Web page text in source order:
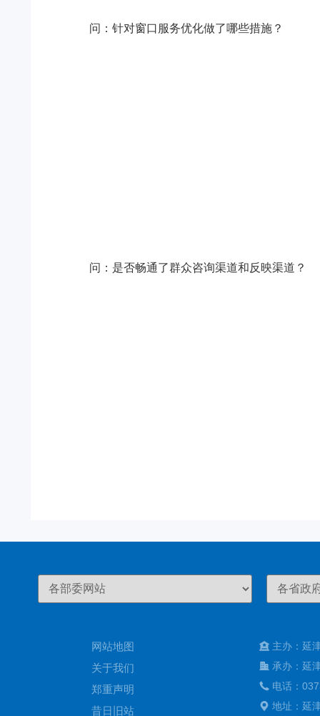
问： 针对窗口服务优化做了哪些措施？
问： 是否畅通了群众咨询渠道和反映渠道？
网站地图
关于我们
郑重声明
昔日旧站
主办：延
承办：延
电话：
地址：延